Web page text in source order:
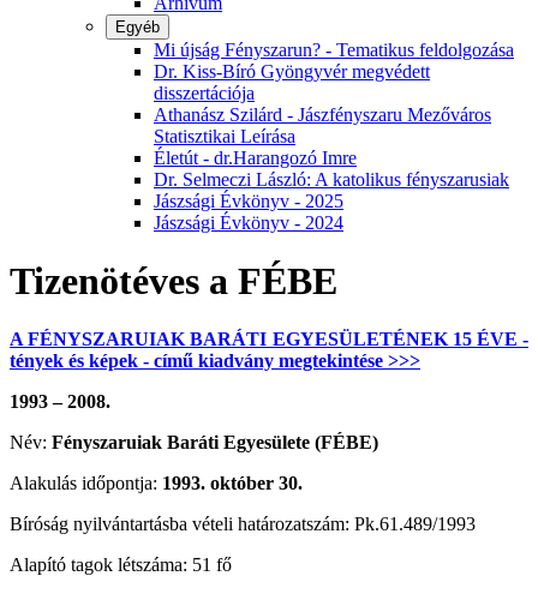
Egyéb
Mi újság Fényszarun? - Tematikus feldolgozása
Dr. Kiss-Bíró Gyöngyvér megvédett
disszertációja
Athanász Szilárd - Jászfényszaru Mezőváros
Statisztikai Leírása
Életút - dr.Harangozó Imre
Dr. Selmeczi László: A katolikus fényszarusiak
Jászsági Évkönyv - 2025
Jászsági Évkönyv - 2024
Tizenötéves a FÉBE
A FÉNYSZARUIAK BARÁTI EGYESÜLETÉNEK 15 ÉVE -
tények és képek - című kiadvány megtekintése >>>
1993 – 2008.
Név: Fényszaruiak Baráti Egyesülete (FÉBE)
Alakulás időpontja: 1993. október 30.
Bíróság nyilvántartásba vételi határozatszám: Pk.61.489/1993
Alapító tagok létszáma: 51 fő